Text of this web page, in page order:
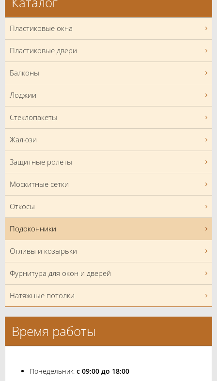
Пластиковые окна
Пластиковые двери
Балконы
Лоджии
Стеклопакеты
Жалюзи
Защитные ролеты
Москитные сетки
Откосы
Подоконники
Отливы и козырьки
Фурнитура для окон и дверей
Натяжные потолки
Время работы
Понедельник: с 09:00 до 18:00